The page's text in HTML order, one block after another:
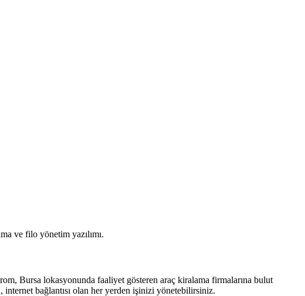
ve filo yönetim yazılımı.
Bursa lokasyonunda faaliyet gösteren araç kiralama firmalarına bulut
bağlantısı olan her yerden işinizi yönetebilirsiniz.